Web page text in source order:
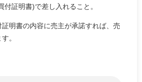
付証明書)で差し入れること。
明書の内容に売主が承諾すれば、売
。